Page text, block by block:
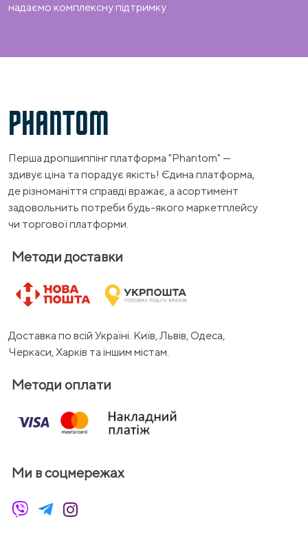
надаємо комплексну підтримку
PHANTOM
Перша дропшиппінг платформа "Phantom" —
здивує ціна та порадує якість! Єдина платформа,
де різноманіття справді вражає, а асортимент
задовольнить потреби будь-якого маркетплейсу
чи торгової платформи.
Методи доставки
Доставка по всій Україні. Київ, Львів, Одеса,
Черкаси, Харків та іншим містам.
Методи оплати
Ми в соцмережах